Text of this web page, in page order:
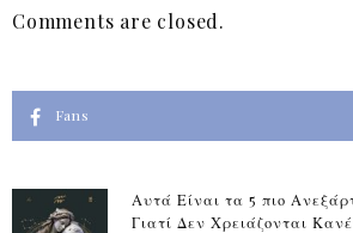
Comments are closed.
Fans
Αυτά Είναι τα 5 πιο
Γιατί Δεν Χρειάζονται